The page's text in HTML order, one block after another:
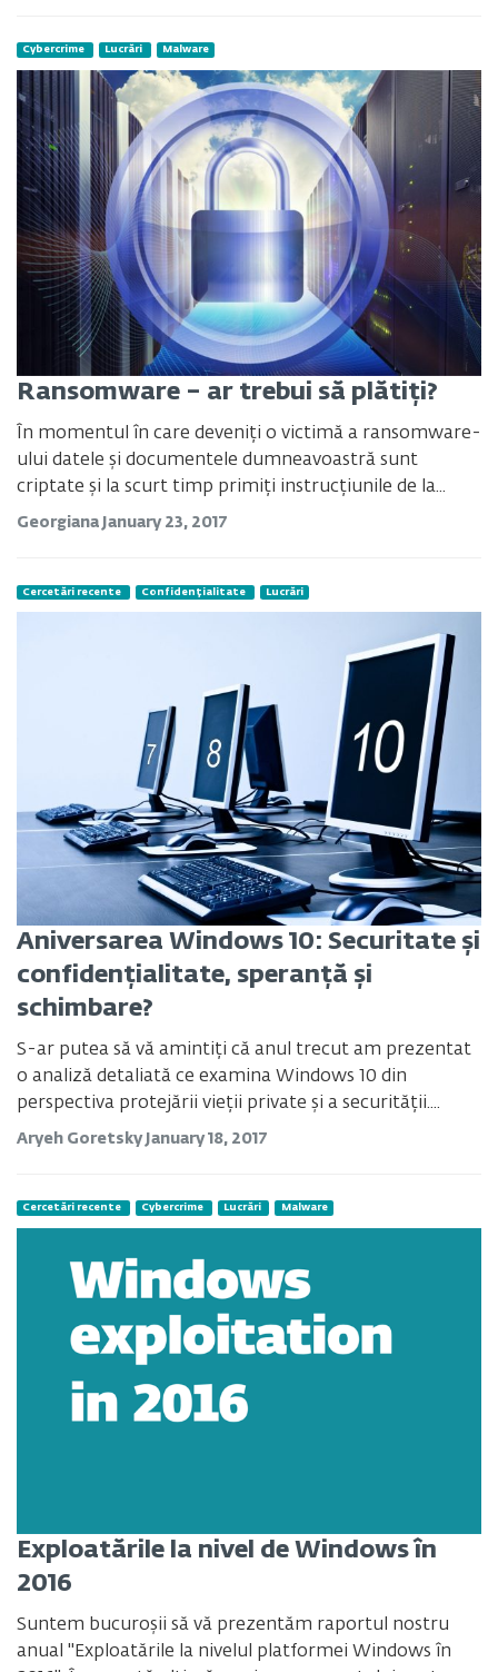
Cybercrime Lucrări Malware
Ransomware – ar trebui să plătiți?
În momentul în care deveniți o victimă a ransomware-
ului datele și documentele dumneavoastră sunt
criptate și la scurt timp primiți instrucțiunile de la...
Georgiana January 23, 2017
Cercetări recente Confidențialitate Lucrări
Aniversarea Windows 10: Securitate și
confidențialitate, speranță și
schimbare?
S-ar putea să vă amintiți că anul trecut am prezentat
o analiză detaliată ce examina Windows 10 din
perspectiva protejării vieții private și a securității....
Aryeh GoretskyJanuary 18, 2017
Cercetări recente Cybercrime Lucrări Malware
Exploatările la nivel de Windows în
2016
Suntem bucuroșii să vă prezentăm raportul nostru
anual "Exploatările la nivelul platformei Windows în